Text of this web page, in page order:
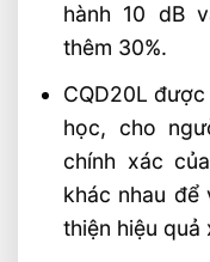
hành 10 dB
thêm 30%.
CQD20L
học, cho
chính xác
khác nhau để
thiện hiệu quả